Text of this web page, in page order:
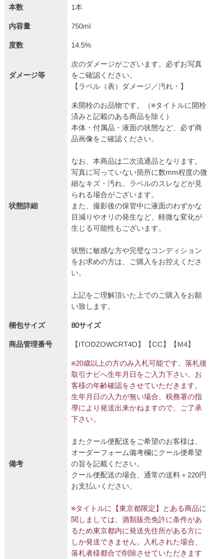
本数 1本
内容量 750ml
度数 14.5%
ダメージ等
次のダメージがございます。必ずお写真
をご確認ください。
【ラベル（表）ダメージ／汚れ・】
状態詳細
未開栓のお品物です。（※タイトルに開栓
済みと記載のある商品を除く）
本体・付属品・液面の状態など、必ず商
品画像をご確認ください。
なお、本商品は二次流通品となります。
写真に写っていない箇所に数mm程度の微
細なキズ・汚れ、ラベルのスレなどが見
られる場合がございます。
また、撮影後の保管中に液面のわずかな
目減りやオリの発生など、軽微な変化が
生じる可能性もございます。
状態に敏感な方や完璧なコンディション
をお求めの方は、ご購入をお控えくださ
い。
上記をご理解頂いた上でのご購入をお願
い致します。
梱包サイズ 80サイズ
商品管理番号 【ITODZOWCRT4O】【CC】【M4】
備考
※20歳以上の方のみ入札可能です。落札後
取引ナビへ生年月日をご入力下さい。お
客様の年齢確認をさせていただきます。
生年月日の入力が無い場合、税務署の指
導により発送出来かねますので、ご了承
下さい。
またクール便配送をご希望のお客様は、
オーダーフォーム備考欄にクール便希望
の旨を記載ください。
クール便配送の場合、通常の送料＋220円
お支払いください。
※タイトルに【東京都限定】とある商品に
関しましては、酒類販売免許に条件があ
るため東京都内に発送先住所がある方に
しか発送できません。入札された場合、
落札者様都合で削除させていただきます